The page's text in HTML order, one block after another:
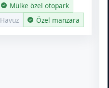
Mülke özel otopark
Havuz Özel manzara